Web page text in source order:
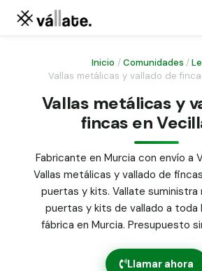
Malla ganadera
Malla simple torsión
Malla triple torsión
Panel malla H.
Puerta abatible dos hojas
Puerta acceso peatonal
Poste malla Hércules
Poste malla simple torsión
Alambre de espino galvanizado
Alambre liso galvanizado
Malla ocultación 70 g/m² verde
Inicio /Comunidades /
Vallas metálicas y vallado de
Vallas metálicas y
fincas en
Fabricante en Murcia con envío a
Vallas metálicas y vallado de
puertas y kits. Vallate suministra
puertas y kits de vallado a toda
fábrica en Murcia. Presupuesto
Llamar ahora